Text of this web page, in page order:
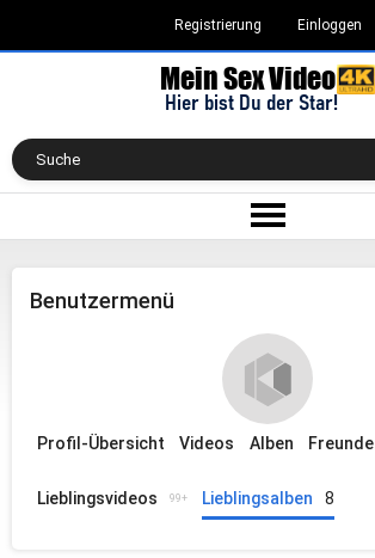
Registrierung Einloggen
Benutzermenü
Profil-Übersicht Videos Alben Freunde
Lieblingsvideos 99+ Lieblingsalben 8